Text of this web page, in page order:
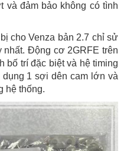
và đảm bảo không có tình
cho Venza bản 2.7 chỉ sử
nhất. Động cơ 2GRFE trên
bố trí đặc biệt và hệ timing
1 sợi dên cam lớn và
hệ thống.